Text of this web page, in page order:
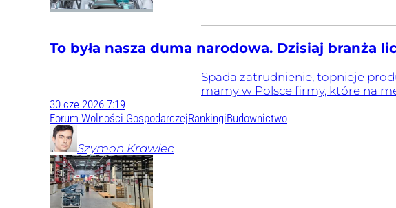
To była nasza duma narodowa. Dzisiaj branża
Spada zatrudnienie, topnieje
mamy w Polsce firmy, które na
30 cze 2026 7:19
Forum Wolności GospodarczejRankingiBudownictwo
Szymon Krawiec